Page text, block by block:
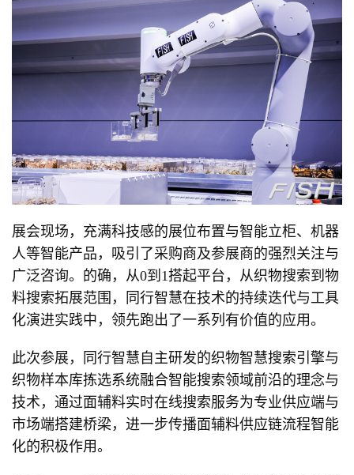
展会现场，充满科技感的展位布置与智能立柜、机器
人等智能产品，吸引了采购商及参展商的强烈关注与
广泛咨询。的确，从0到1搭起平台，从织物搜索到物
料搜索拓展范围，同行智慧在技术的持续迭代与工具
化演进实践中，领先跑出了一系列有价值的应用。
此次参展，同行智慧自主研发的织物智慧搜索引擎与
织物样本库拣选系统融合智能搜索领域前沿的理念与
技术，通过面辅料实时在线搜索服务为专业供应端与
市场端搭建桥梁，进一步传播面辅料供应链流程智能
化的积极作用。